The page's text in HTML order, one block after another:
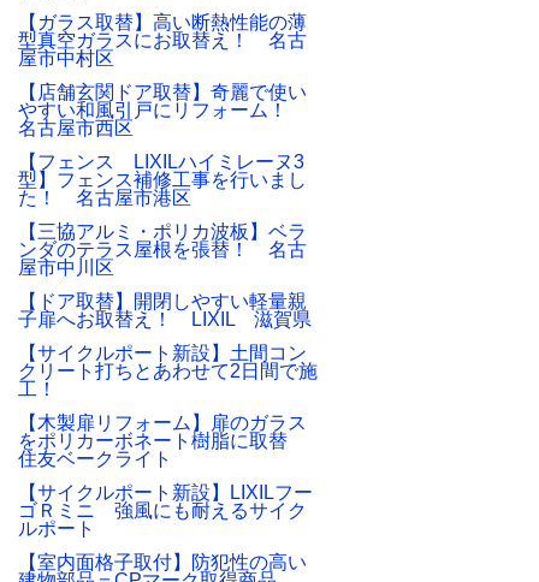
【ガラス取替】高い断熱性能の薄
型真空ガラスにお取替え！ 名古
屋市中村区
【店舗玄関ドア取替】奇麗で使い
やすい和風引戸にリフォーム！
名古屋市西区
【フェンス LIXILハイミレーヌ3
型】フェンス補修工事を行いまし
た！ 名古屋市港区
【三協アルミ・ポリカ波板】ベラ
ンダのテラス屋根を張替！ 名古
屋市中川区
【ドア取替】開閉しやすい軽量親
子扉へお取替え！ LIXIL 滋賀県
【サイクルポート新設】土間コン
クリート打ちとあわせて2日間で施
工！
【木製扉リフォーム】扉のガラス
をポリカーボネート樹脂に取替
住友ベークライト
【サイクルポート新設】LIXILフー
ゴＲミニ 強風にも耐えるサイク
ルポート
【室内面格子取付】防犯性の高い